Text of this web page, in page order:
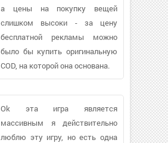
а цены на покупку вещей
слишком высоки - за цену
бесплатной рекламы можно
было бы купить оригинальную
COD, на которой она основана.
Ok эта игра является
массивным я действительно
люблю эту игру, но есть одна